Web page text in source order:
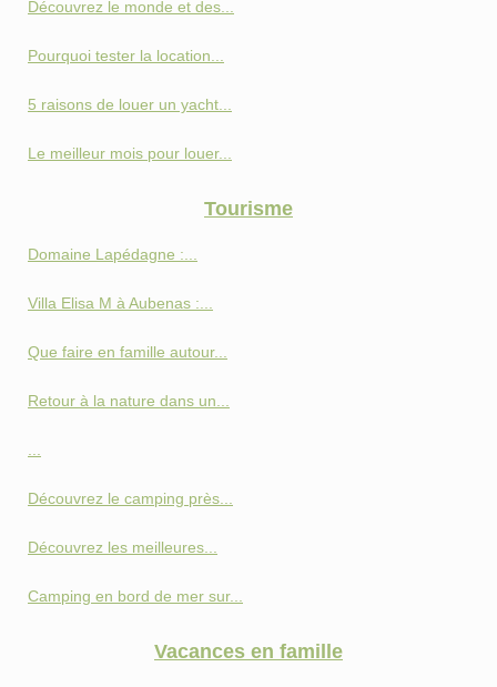
Découvrez le monde et des...
Pourquoi tester la location...
5 raisons de louer un yacht...
Le meilleur mois pour louer...
Tourisme
Domaine Lapédagne :...
Villa Elisa M à Aubenas :...
Que faire en famille autour...
Retour à la nature dans un...
...
Découvrez le camping près...
Découvrez les meilleures...
Camping en bord de mer sur...
Vacances en famille